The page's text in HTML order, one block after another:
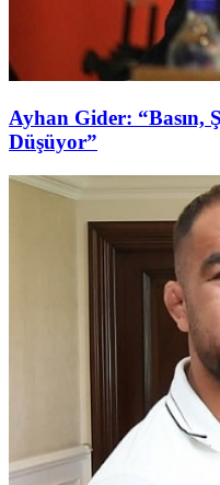
Ayhan Gider: “Basın,
Düşüyor”